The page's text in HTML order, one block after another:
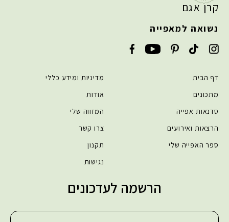
קרן אגם
נשואה למאפייה
דף הבית
מתכונים
סדנאות אפייה
הרצאות ואירועים
ספר האפייה שלי
מדיניות ומידע כללי
אודות
המזווה שלי
צרו קשר
תקנון
נגישות
הרשמה לעדכונים